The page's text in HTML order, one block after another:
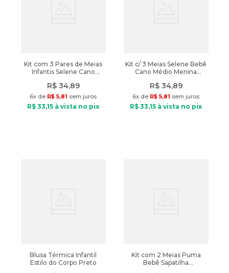
Kit com 3 Pares de Meias
Infantis Selene Cano
R$ 34,89
6x de R$ 5,81 sem juros
R$ 33,15 à vista no pix
Kit c/ 3 Meias Selene Bebê
Cano Médio Menina
R$ 34,89
6x de R$ 5,81 sem juros
R$ 33,15 à vista no pix
Blusa Térmica Infantil
Estilo do Corpo Preto
Kit com 2 Meias Puma
Bebê Sapatilha